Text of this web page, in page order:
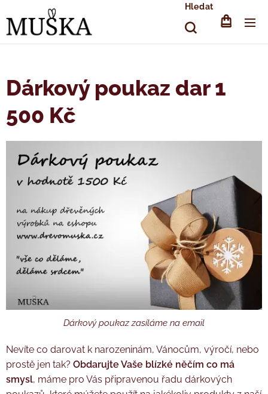
Hledat
Dárkový poukaz dar 1
500 Kč
Dárkový poukaz zasíláme na email
Nevíte co darovat k narozeninám, Vánocům, výročí, nebo
prostě jen tak? Obdarujte Vaše blízké něčím co má
smysl, máme pro Vás připravenou řadu dárkových